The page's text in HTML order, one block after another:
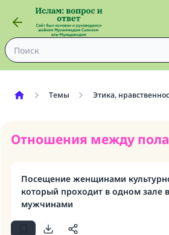
Темы Этика,
Отношения между
Посещение женщинами
который проходит в одном зале
мужчинами